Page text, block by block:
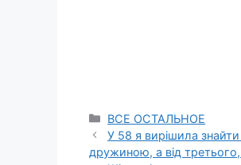
Categories
ВСЕ ОСТАЛЬНОЕ
У 58 я вирішила
дружиною, а від третього,